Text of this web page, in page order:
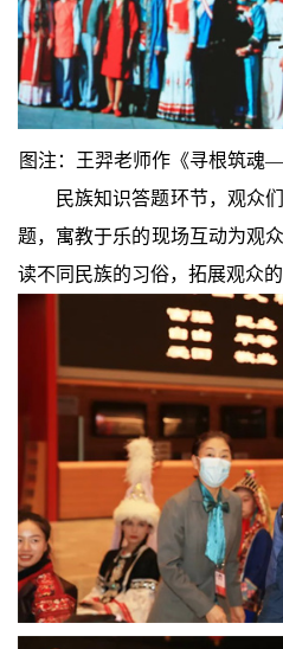
图注：王羿老师作《寻根筑魂
民族知识答题环节，观众
题，寓教于乐的现场互动为观
读不同民族的习俗，拓展观众的